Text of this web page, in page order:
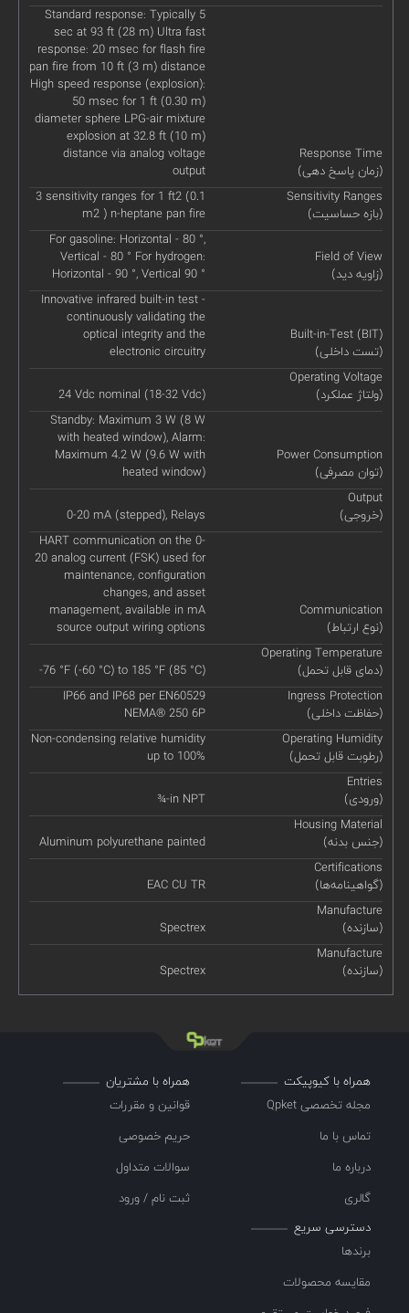
Response Time
(زمان پاسخ دهی)
Standard response: Typically 5
sec at 93 ft (28 m) Ultra fast
response: 20 msec for flash fire
pan fire from 10 ft (3 m) distance
High speed response (explosion):
50 msec for 1 ft (0.30 m)
diameter sphere LPG-air mixture
explosion at 32.8 ft (10 m)
distance via analog voltage
output
Sensitivity Ranges
(بازه حساسیت)
3 sensitivity ranges for 1 ft2 (0.1
m2 ) n-heptane pan fire
Field of View
(زاویه دید)
For gasoline: Horizontal - 80 °,
Vertical - 80 ° For hydrogen:
Horizontal - 90 °, Vertical 90 °
Built-in-Test (BIT)
(تست داخلی)
Innovative infrared built-in test -
continuously validating the
optical integrity and the
electronic circuitry
Operating Voltage
(ولتاژ عملکرد)
24 Vdc nominal (18-32 Vdc)
Power Consumption
(توان مصرفی)
Standby: Maximum 3 W (8 W
with heated window), Alarm:
Maximum 4.2 W (9.6 W with
heated window)
Output
(خروجی)
0-20 mA (stepped), Relays
Communication
(نوع ارتباط)
HART communication on the 0-
20 analog current (FSK) used for
maintenance, configuration
changes, and asset
management, available in mA
source output wiring options
Operating Temperature
(دمای قابل تحمل)
-76 °F (-60 °C) to 185 °F (85 °C)
Ingress Protection
(حفاظت داخلی)
IP66 and IP68 per EN60529
NEMA® 250 6P
Operating Humidity
(رطوبت قابل تحمل)
Non-condensing relative humidity
up to 100%
Entries
(ورودی)
¾-in NPT
Housing Material
(جنس بدنه)
Aluminum polyurethane painted
Certifications
(گواهینامه‌ها)
EAC CU TR
Manufacture
(سازنده)
Spectrex
Manufacture
(سازنده)
Spectrex
همراه با کیوپیکت
مجله تخصصی Qpket
تماس با ما
درباره ما
گالری
همراه با مشتریان
قوانین و مقررات
حریم خصوصی
سوالات متداول
ثبت نام / ورود
دسترسی سریع
برندها
مقایسه محصولات